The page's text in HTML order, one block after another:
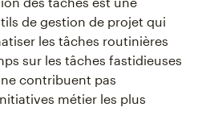
de gestion de projet qui
les tâches routinières
sur les tâches fastidieuses
contribuent pas
métier les plus